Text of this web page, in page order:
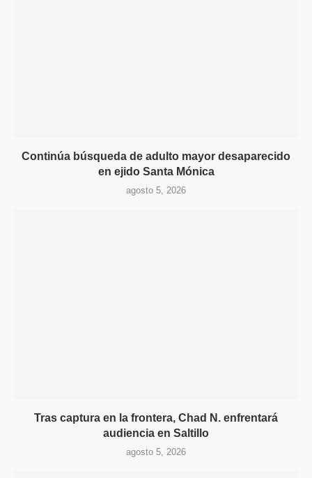
Continúa búsqueda de adulto mayor desaparecido
en ejido Santa Mónica
agosto 5, 2026
Tras captura en la frontera, Chad N. enfrentará
audiencia en Saltillo
agosto 5, 2026